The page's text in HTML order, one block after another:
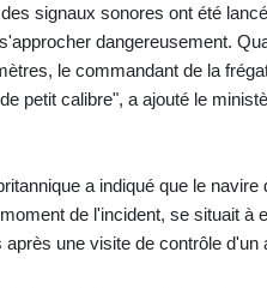
signaux sonores ont été
dangereusement.
le commandant de la
petit calibre", a ajouté le
a indiqué que le
de l'incident, se situait à
une visite de contrôle d'un